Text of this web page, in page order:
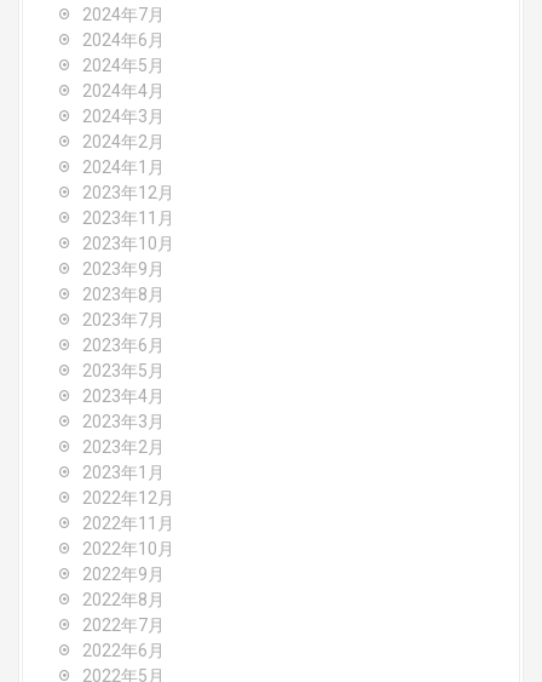
2024年7月
2024年6月
2024年5月
2024年4月
2024年3月
2024年2月
2024年1月
2023年12月
2023年11月
2023年10月
2023年9月
2023年8月
2023年7月
2023年6月
2023年5月
2023年4月
2023年3月
2023年2月
2023年1月
2022年12月
2022年11月
2022年10月
2022年9月
2022年8月
2022年7月
2022年6月
2022年5月